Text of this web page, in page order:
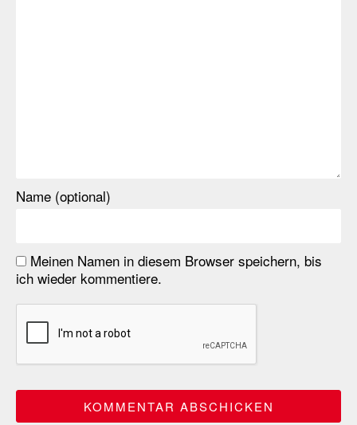
Name (optional)
Meinen Namen in diesem Browser speichern, bis
ich wieder kommentiere.